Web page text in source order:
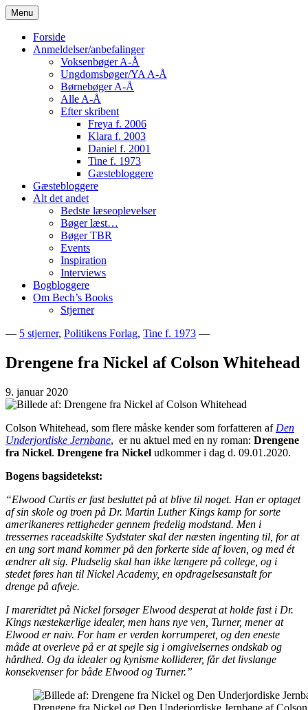
Skip
to
content
Menu
Forside
Anmeldelser/anbefalinger
Voksenbøger A-Å
Ungdomsbøger/YA A-Å
Børnebøger A-Å
Alle A-Å
Efter skribent
Freya f. 2006
Klara f. 2003
Daniel f. 2001
Tine f. 1973
Gæstebloggere
Gæstebloggere
Alt det andet
Bedste læseoplevelser
Bøger læst…
Bøger TBR
Events
Inspiration
Interviews
Bogbloggere
Om Bech’s Books
Stjerner
Bech's Books
— 5 stjerner, Politikens Forlag, Tine f. 1973 —
Drengene fra Nickel af Colson Whitehead
9. januar 2020
Colson Whitehead, som flere måske kender som forfatteren af Den
Underjordiske Jernbane, er nu aktuel med en ny roman: Drengene
fra Nickel. Drengene fra Nickel udkommer i dag d. 09.01.2020.
Bogens bagsidetekst:
“Elwood Curtis er fast besluttet på at blive til noget. Han er optaget
af sin skole og troen på Dr. Martin Luther Kings kamp for sorte
amerikaneres rettigheder gennem fredelig modstand. Men i
tressernes raceadskilte Sydstater skal der næsten ingenting til, for at
en ung sort mand kommer på den forkerte side af loven, og med ét
ændrer alt sig. Pludselig skal han ikke længere på college, og i
stedet føres han til Nickel Academy, en opdragelsesanstalt for
drenge på afveje.
I mareridtet på Nickel forsøger Elwood desperat at holde fast i Dr.
Kings næstekærlige idealer, men hans nye ven, Turner, mener at
Elwood er naiv. For ham er verden korrumperet, og den eneste
måde at overleve på er at spejle sig i omgivelsernes ondskab og
hårdhed. Og da idealer og kynisme kolliderer, får det livslange
konsekvenser for både Elwood og Turner.”
Drengene fra Nickel og Den Underjordiske Jernbane af